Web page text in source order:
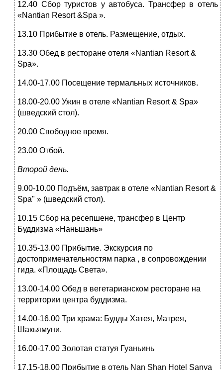
12.40 Сбор туристов у автобуса. Трансфер в отель
«Nantian Resort &Spa ».
13.10 Прибытие в отель. Размещение, отдых.
13.30 Обед в ресторане отеля «Nantian Resort &
Spa».
14.00-17.00 Посещение термальных источников.
18.00-20.00 Ужин в отеле «Nantian Resort & Spa»
(шведский стол).
20.00 Свободное время.
23.00 Отбой.
Второй день.
9.00-10.00 Подъём, завтрак в отеле «Nantian Resort &
Spa" » (шведский стол).
10.15 Сбор на ресепшене, трансфер в Центр
Буддизма «Наньшань»
10.35-13.00 Прибытие. Экскурсия по
достопримечательностям парка , в сопровождении
гида. «Площадь Света».
13.00-14.00 Обед в вегетарианском ресторане на
территории центра буддизма.
14.00-16.00 Три храма: Будды Хатея, Матрея,
Шакьямуни.
16.00-17.00 Золотая статуя Гуаньинь
17.15-18.00 Прибытие в отель Nan Shan Hotel Sanya